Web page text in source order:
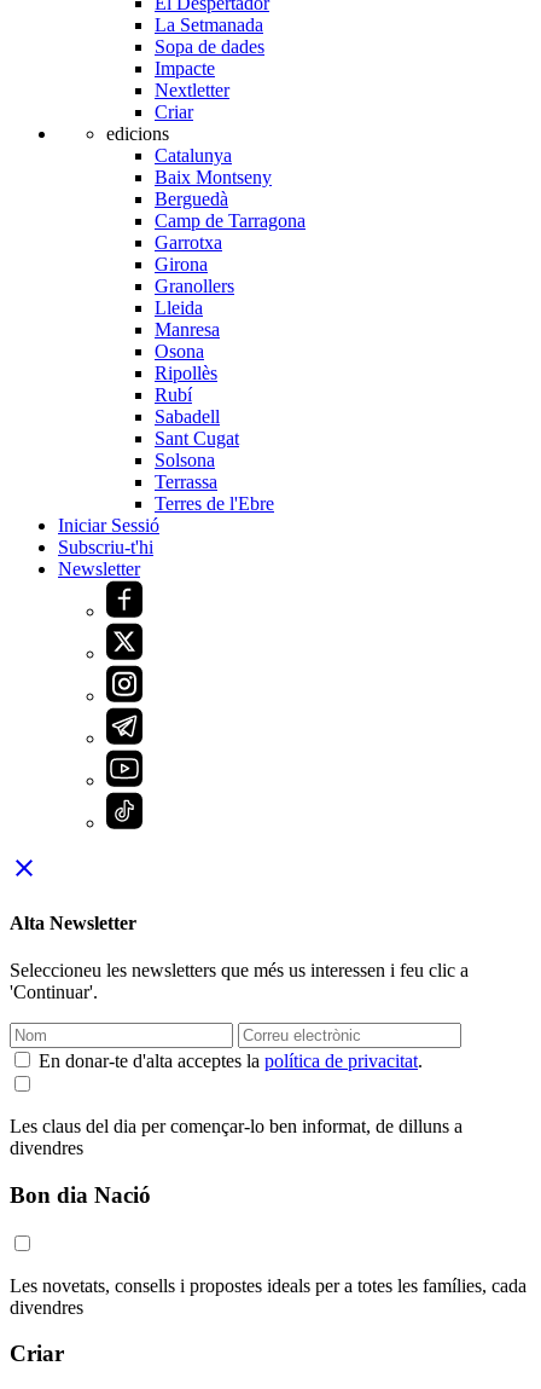
La Setmanada
Sopa de dades
Impacte
Nextletter
Criar
edicions
Catalunya
Baix Montseny
Berguedà
Camp de Tarragona
Garrotxa
Girona
Granollers
Lleida
Manresa
Osona
Ripollès
Rubí
Sabadell
Sant Cugat
Solsona
Terrassa
Terres de l'Ebre
Iniciar Sessió
Subscriu-t'hi
Newsletter
close
Alta Newsletter
Seleccioneu les newsletters que més us interessen i feu clic a
'Continuar'.
En donar-te d'alta acceptes la política de privacitat.
Les claus del dia per començar-lo ben informat, de dilluns a
divendres
Bon dia Nació
Les novetats, consells i propostes ideals per a totes les famílies, cada
divendres
Criar